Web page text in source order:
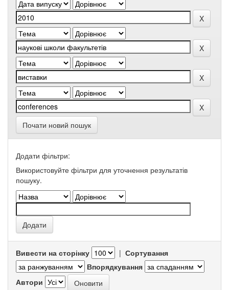
Почати новий пошук
Додати фільтри:
Використовуйте фільтри для уточнення результатів
пошуку.
Вивести на сторінку | Сортування
Впорядкування
Автори